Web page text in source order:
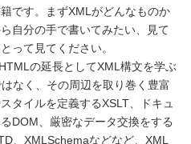
です。まずXMLがどんなものか
自分の手で書いてみたい、見て
って見てください。
の延長としてXML構文を学ぶ
なく、その周辺を取り巻く豊富
タイルを定義するXSLT、ドキュ
DOM、厳密なデータ交換をする
、XMLSchemaなどなど、XML